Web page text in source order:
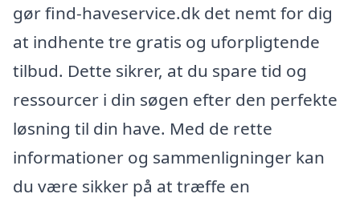
gør find-haveservice.dk det nemt for dig
at indhente tre gratis og uforpligtende
tilbud. Dette sikrer, at du spare tid og
ressourcer i din søgen efter den perfekte
løsning til din have. Med de rette
informationer og sammenligninger kan
du være sikker på at træffe en